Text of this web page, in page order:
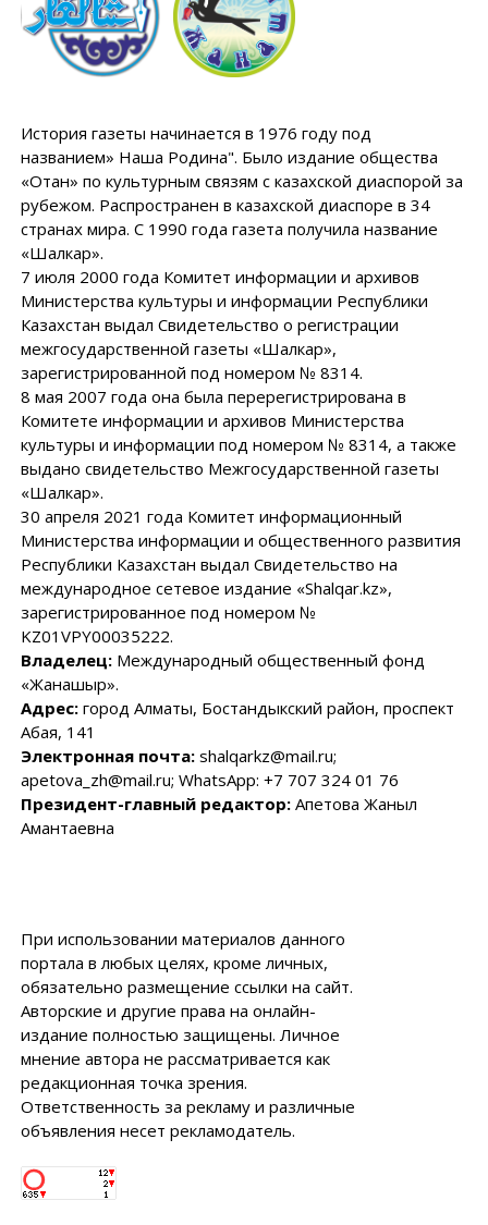
История газеты начинается в 1976 году под
названием» Наша Родина". Было издание общества
«Отан» по культурным связям с казахской диаспорой за
рубежом. Распространен в казахской диаспоре в 34
странах мира. С 1990 года газета получила название
«Шалкар».
7 июля 2000 года Комитет информации и архивов
Министерства культуры и информации Республики
Казахстан выдал Свидетельство о регистрации
межгосударственной газеты «Шалкар»,
зарегистрированной под номером № 8314.
8 мая 2007 года она была перерегистрирована в
Комитете информации и архивов Министерства
культуры и информации под номером № 8314, а также
выдано свидетельство Межгосударственной газеты
«Шалкар».
30 апреля 2021 года Комитет информационный
Министерства информации и общественного развития
Республики Казахстан выдал Свидетельство на
международное сетевое издание «Shalqar.kz»,
зарегистрированное под номером №
KZ01VPY00035222.
Владелец:Международный общественный фонд
«Жанашыр».
Адрес:город Алматы, Бостандыкский район, проспект
Абая, 141
Электронная почта:shalqarkz@mail.ru;
apetova_zh@mail.ru; WhatsApp: +7 707 324 01 76
Президент-главный редактор:Апетова Жаныл
Амантаевна
При использовании материалов данного
портала в любых целях, кроме личных,
обязательно размещение ссылки на сайт.
Авторские и другие права на онлайн-
издание полностью защищены. Личное
мнение автора не рассматривается как
редакционная точка зрения.
Ответственность за рекламу и различные
объявления несет рекламодатель.